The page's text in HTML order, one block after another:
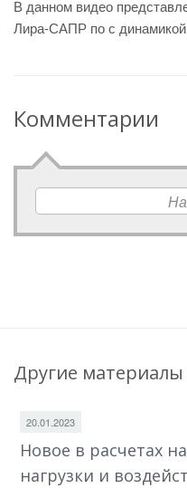
В данном видео
Лира-САПР по с
Комментарии
Другие материалы
20.01.2023
Новое в расчетах
нагрузки и